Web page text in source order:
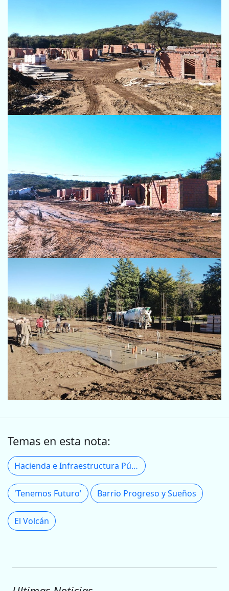
Temas en esta nota:
Hacienda e Infraestructura Pública
'Tenemos Futuro' Barrio Progreso y Sueños
El Volcán